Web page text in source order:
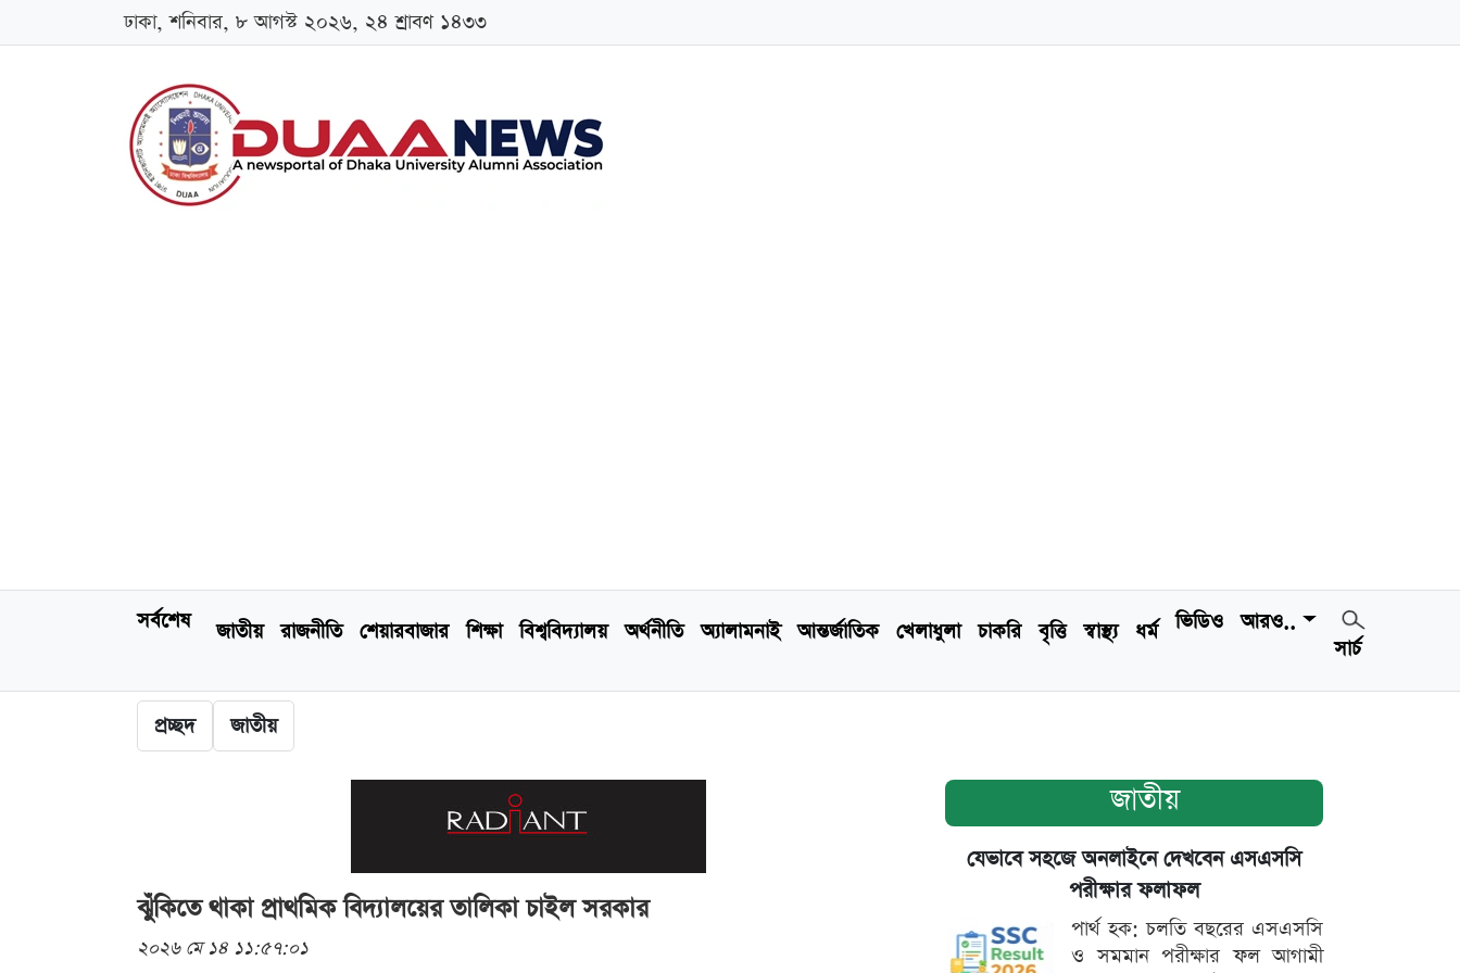
ঢাকা, শনিবার, ৮ আগস্ট ২০২৬, ২৪ শ্রাবণ ১৪৩৩
সর্বশেষ জাতীয় রাজনীতি শেয়ারবাজার শিক্ষা বিশ্ববিদ্যালয় অর্থনীতি অ্যালামনাই আন্তর্জাতিক খেলাধুলা চাকরি বৃত্তি স্বাস্থ্য ধর্ম ভিডিও
আরও..
সার্চ
প্রচ্ছদ জাতীয়
ঝুঁকিতে থাকা প্রাথমিক বিদ্যালয়ের তালিকা চাইল সরকার
২০২৬ মে ১৪ ১১:৫৭:০১
জাতীয়
যেভাবে সহজে অনলাইনে দেখবেন এসএসসি
পরীক্ষার ফলাফল
পার্থ হক: চলতি বছরের এসএসসি
ও সমমান পরীক্ষার ফল আগামী